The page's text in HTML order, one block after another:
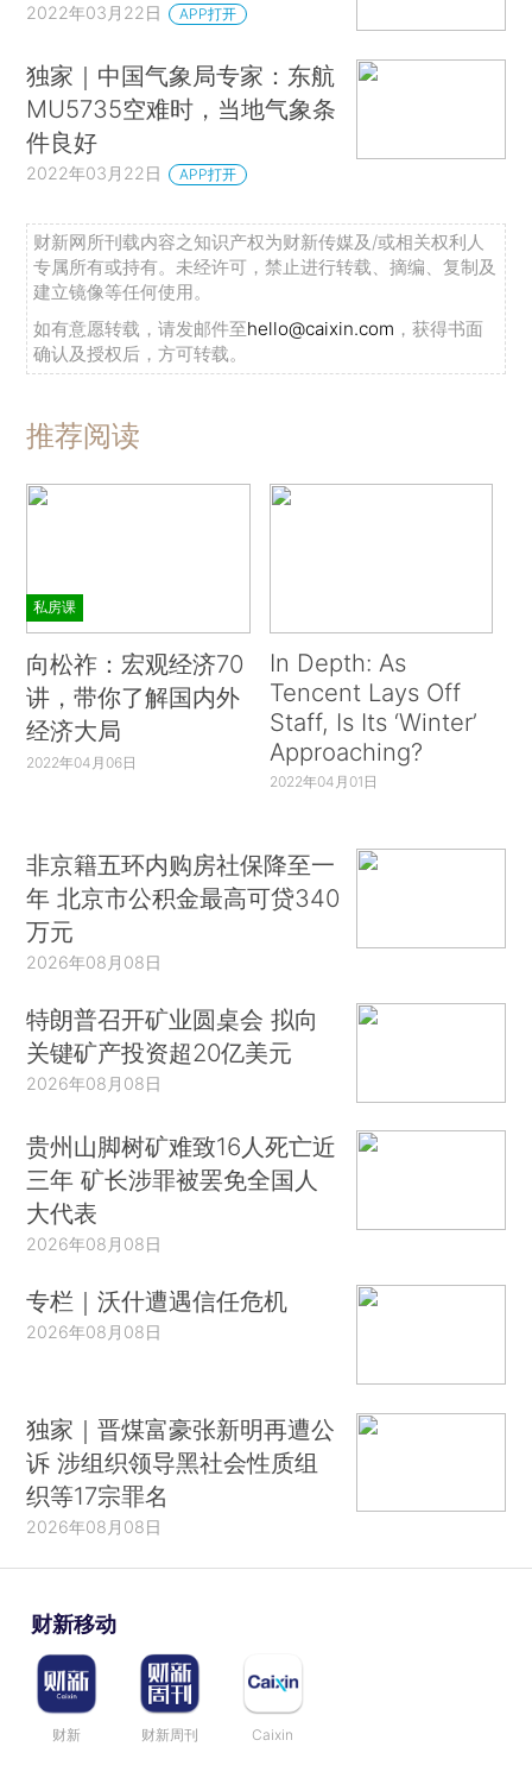
2022年03月22日 APP打开
独家｜中国气象局专家：东航
MU5735空难时，当地气象条
件良好
2022年03月22日 APP打开
财新网所刊载内容之知识产权为财新传媒及/或相关权利人
专属所有或持有。未经许可，禁止进行转载、摘编、复制及
建立镜像等任何使用。
如有意愿转载，请发邮件至hello@caixin.com ，获得书面
确认及授权后，方可转载。
推荐阅读
私房课
向松祚：宏观经济70
讲，带你了解国内外
经济大局
2022年04月06日
In Depth: As
Tencent Lays Off
Staff, Is Its ‘Winter’
Approaching?
2022年04月01日
非京籍五环内购房社保降至一
年 北京市公积金最高可贷340
万元
2026年08月08日
特朗普召开矿业圆桌会 拟向
关键矿产投资超20亿美元
2026年08月08日
贵州山脚树矿难致16人死亡近
三年 矿长涉罪被罢免全国人
大代表
2026年08月08日
专栏｜沃什遭遇信任危机
2026年08月08日
独家｜晋煤富豪张新明再遭公
诉 涉组织领导黑社会性质组
织等17宗罪名
2026年08月08日
财新移动
财新 财新周刊 Caixin